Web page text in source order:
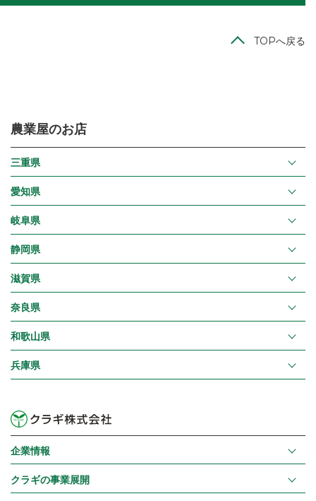
TOPへ戻る
農業屋のお店
三重県
愛知県
岐阜県
静岡県
滋賀県
奈良県
和歌山県
兵庫県
企業情報
クラギの事業展開